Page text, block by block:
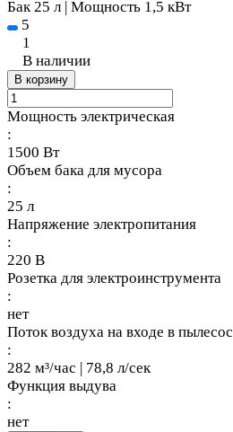
Бак 25 л | Мощность 1,5 кВт
5
1
В наличии
В корзину
Мощность электрическая
:
1500 Вт
Объем бака для мусора
:
25 л
Напряжение электропитания
:
220 В
Розетка для электроинструмента
:
нет
Поток воздуха на входе в пылесос
:
282 м³/час | 78,8 л/сек
Функция выдува
:
нет